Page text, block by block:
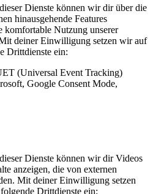
Dienste können wir dir über die
hinausgehende Features
komfortable Nutzung unserer
deiner Einwilligung setzen wir auf
Drittdienste ein:
(Universal Event Tracking)
Google Consent Mode,
Dienste können wir dir Videos
anzeigen, die von externen
Mit deiner Einwilligung setzen
Drittdienste ein: